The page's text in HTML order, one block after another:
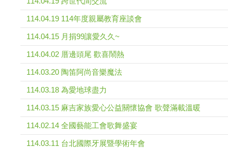
114.04.19 114年度親屬教育座談會
114.04.15 月捐99讓愛久久~
114.04.02 厝邊頭尾 歡喜鬧熱
114.03.20 陶笛阿尚音樂魔法
114.03.18 為愛地球盡力
114.03.15 麻吉家族愛心公益關懷協會 歌聲滿載溫暖
114.02.14 全國藝能工會歌舞盛宴
114.03.11 台北國際牙展暨學術年會